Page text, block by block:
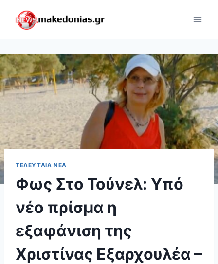
content
ΤΕΛΕΥΤΑΊΑ ΝΈΑ
Φως Στο Τούνελ: Υπό
νέο πρίσμα η
εξαφάνιση της
Χριστίνας Εξαρχουλέα –